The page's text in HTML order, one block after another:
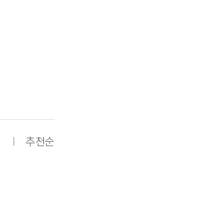
추천순